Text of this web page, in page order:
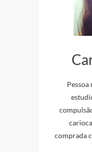
comprada